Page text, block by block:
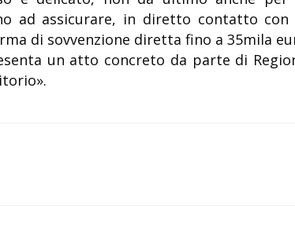
ad assicurare, in diretto contatto con
di sovvenzione diretta fino a 35mila
un atto concreto da parte di